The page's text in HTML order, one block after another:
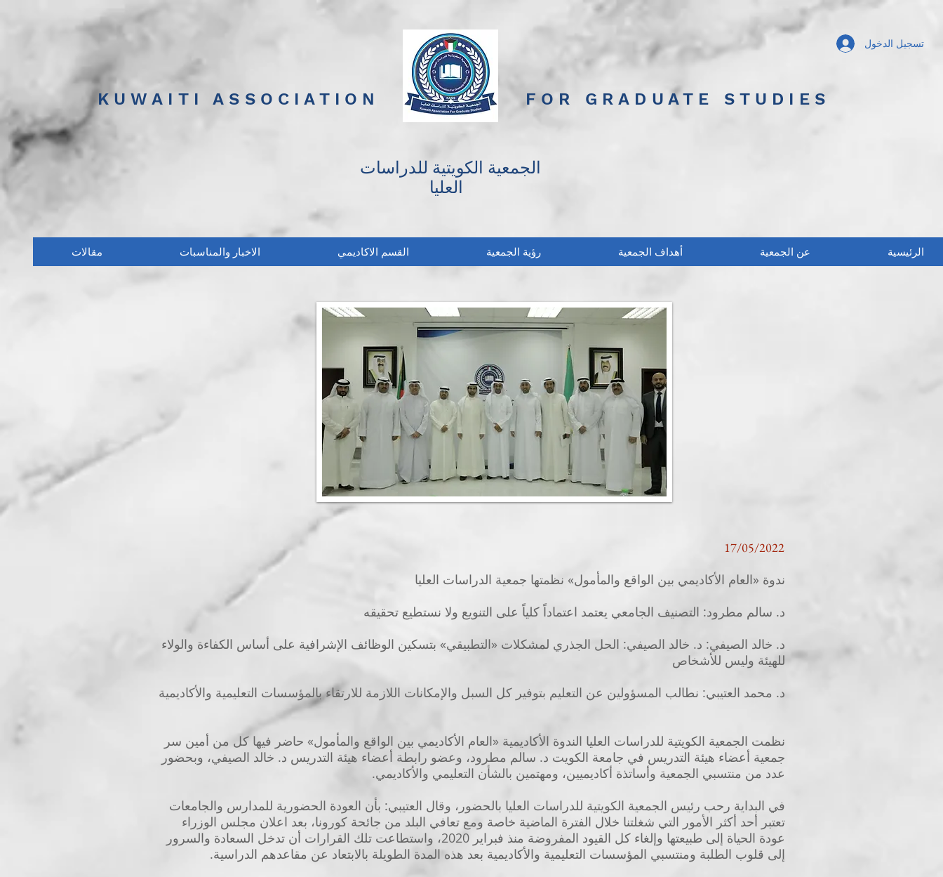
KUWAITI ASSOCIATION
تسجيل الدخول
FOR GRADUATE STUDIES
الجمعية الكويتية للدراسات
مقالات الاخبار والمناسبات القسم الاكاديمي رؤية الجمعية أهداف الجمعية عن الجمعية الرئيسية
17/05/2022
ندوة «العام الأكاديمي بين الواقع والمأمول» نظمتها جمعية الدراسات العليا
د. سالم مطرود: التصنيف الجامعي يعتمد اعتماداً كلياً على التنويع ولا نستطيع تحقيقه
د. خالد الصيفي: د. خالد الصيفي: الحل الجذري لمشكلات «التطبيقي» بتسكين الوظائف الإشرافية على أساس الكفاءة والولاء
للهيئة وليس للأشخاص
د. محمد العتيبي: نطالب المسؤولين عن التعليم بتوفير كل السبل والإمكانات اللازمة للارتقاء بالمؤسسات التعليمية والأكاديمية
نظمت الجمعية الكويتية للدراسات العليا الندوة الأكاديمية «العام الأكاديمي بين الواقع والمأمول» حاضر فيها كل من أمين سر
جمعية أعضاء هيئة التدريس في جامعة الكويت د. سالم مطرود، وعضو رابطة أعضاء هيئة التدريس د. خالد الصيفي، وبحضور
عدد من منتسبي الجمعية وأساتذة أكاديميين، ومهتمين بالشأن التعليمي والأكاديمي.
في البداية رحب رئيس الجمعية الكويتية للدراسات العليا بالحضور، وقال العتيبي: بأن العودة الحضورية للمدارس والجامعات
تعتبر أحد أكثر الأمور التي شغلتنا خلال الفترة الماضية خاصة ومع تعافي البلد من جائحة كورونا، بعد اعلان مجلس الوزراء
عودة الحياة إلى طبيعتها وإلغاء كل القيود المفروضة منذ فبراير 2020، واستطاعت تلك القرارات أن تدخل السعادة والسرور
إلى قلوب الطلبة ومنتسبي المؤسسات التعليمية والأكاديمية بعد هذه المدة الطويلة بالابتعاد عن مقاعدهم الدراسية.